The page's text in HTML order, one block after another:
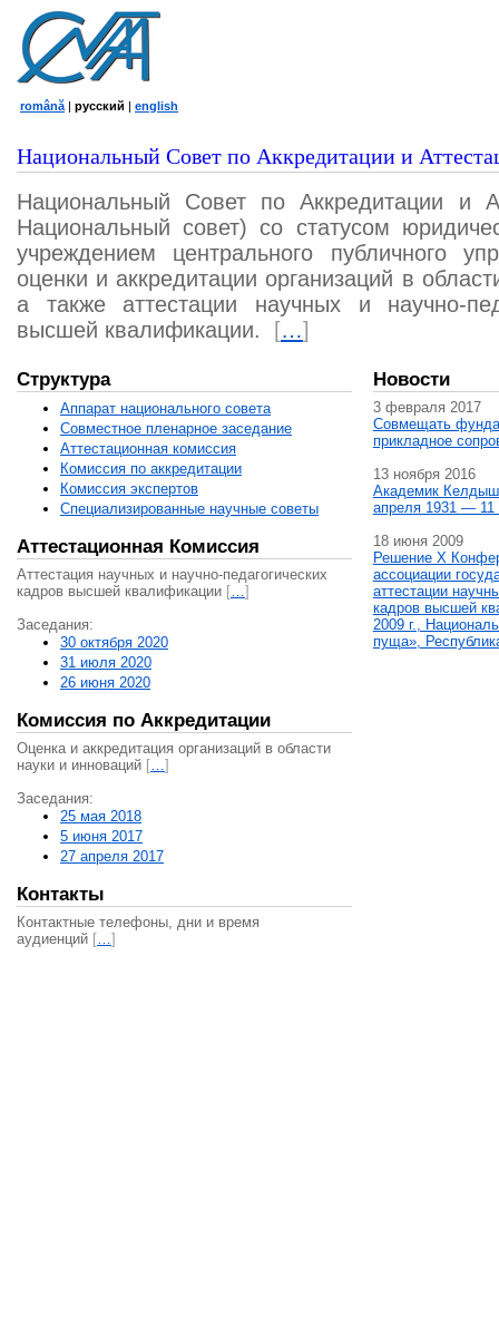
română | русский | english
Национальный Совет по Аккредитации и
Национальный Совет по Аккредитации и
Национальный совет) со статусом
учреждением центрального публичного
оценки и аккредитации организаций в
а также аттестации научных и научно-
высшей квалификации.
[…]
Структура
Аппарат национального совета
Совместное пленарное заседание
Аттестационная комисcия
Комиссия по аккредитации
Комиссия экспертов
Специализированные научные советы
Аттестационная Комиссия
Аттестация научных и научно-педагогических
кадров высшей квалификации […]
Заседания:
30 октября 2020
31 июля 2020
26 июня 2020
Комиссия по Аккредитации
Оценка и аккредитация организаций в области
науки и инноваций […]
Заседания:
25 мая 2018
5 июня 2017
27 апреля 2017
Контакты
Контактные телефоны, дни и время
аудиенций […]
Новости
3 февраля 2017
Совмещать
прикладное
13 ноября 2016
Академик
апреля 1931 — 11
18 июня 2009
Решение X
ассоциации
аттестации
кадров высшей
2009 г.,
пуща»,